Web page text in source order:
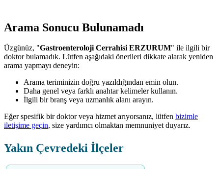
Arama Sonucu Bulunamadı
Üzgünüz, "Gastroenteroloji Cerrahisi ERZURUM" ile ilgili bir
doktor bulamadık. Lütfen aşağıdaki önerileri dikkate alarak yeniden
arama yapmayı deneyin:
Arama teriminizin doğru yazıldığından emin olun.
Daha genel veya farklı anahtar kelimeler kullanın.
İlgili bir branş veya uzmanlık alanı arayın.
Eğer spesifik bir doktor veya hizmet arıyorsanız, lütfen bizimle
iletişime geçin, size yardımcı olmaktan memnuniyet duyarız.
Yakın Çevredeki İlçeler